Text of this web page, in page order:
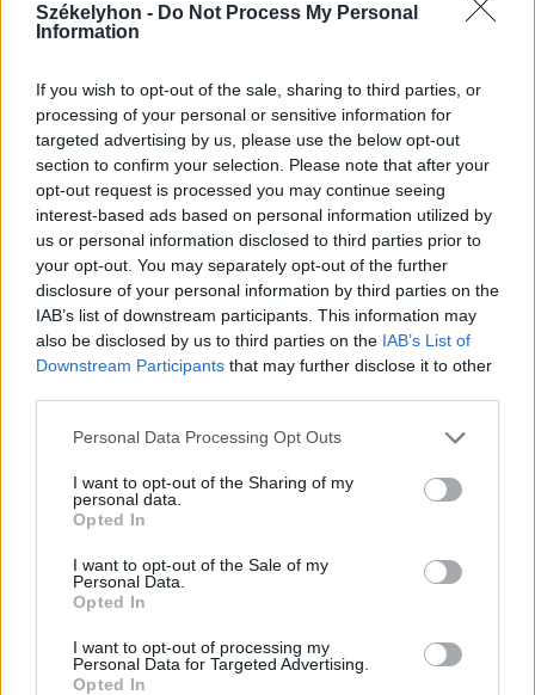
Székelyhon - Do Not Process My Personal
Information
If you wish to opt-out of the sale, sharing to third parties, or
processing of your personal or sensitive information for
targeted advertising by us, please use the below opt-out
section to confirm your selection. Please note that after your
opt-out request is processed you may continue seeing
interest-based ads based on personal information utilized by
us or personal information disclosed to third parties prior to
your opt-out. You may separately opt-out of the further
disclosure of your personal information by third parties on the
IAB’s list of downstream participants. This information may
also be disclosed by us to third parties on the IAB’s List of
Downstream Participants that may further disclose it to other
Personal Data Processing Opt Outs
I want to opt-out of the Sharing of my
personal data.
Opted In
I want to opt-out of the Sale of my
Personal Data.
Opted In
I want to opt-out of processing my
Personal Data for Targeted Advertising.
Opted In
Hasznos
Impresszum
Szerzői jogok
Adatvédelmi tájékoztató
Cookie-kezelési tájékoztató
Hozzászólási szabályzat
Nyomtatott lapjaink archívuma
Székely Hírmondó archívuma
Sütibeállítások
Médiatér